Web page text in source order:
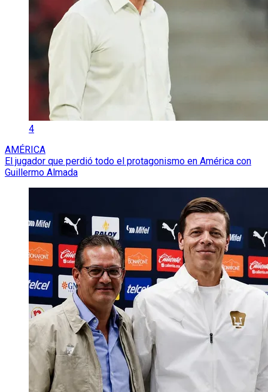
4
AMÉRICA
El jugador que perdió todo el protagonismo en América con
Guillermo Almada